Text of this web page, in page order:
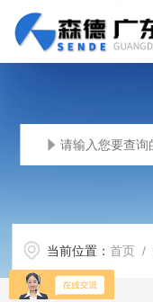
当前位置：首页 /